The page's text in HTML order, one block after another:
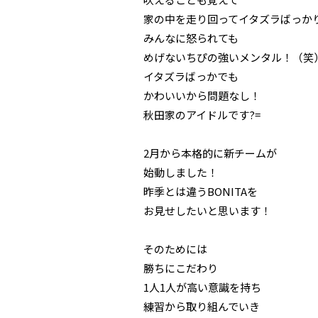
家の中を走り回ってイタズラばっか
みんなに怒られても
めげないちぴの強いメンタル！（笑）
イタズラばっかでも
かわいいから問題なし！
秋田家のアイドルです?=
2月から本格的に新チームが
始動しました！
昨季とは違うBONITAを
お見せしたいと思います！
そのためには
勝ちにこだわり
1人1人が高い意識を持ち
練習から取り組んでいき